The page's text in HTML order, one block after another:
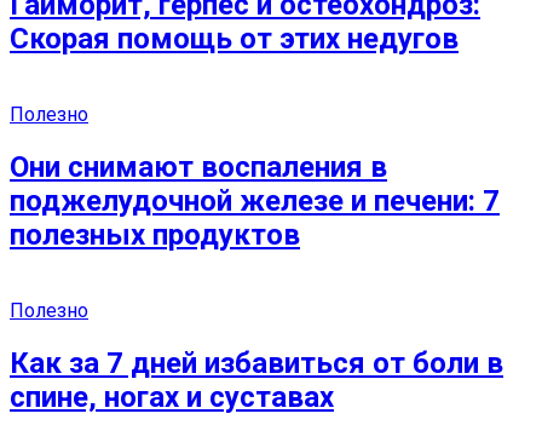
Скорая помощь от этих недугов
Полезно
Они снимают воспаления в
поджелудочной железе и печени: 7
полезных продуктов
Полезно
Как за 7 дней избавиться от боли в
спине, ногах и суставах